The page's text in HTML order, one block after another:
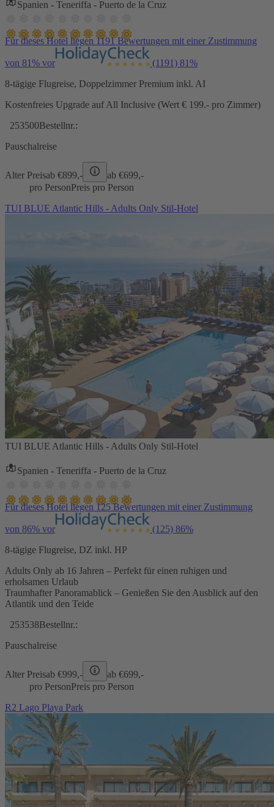
Spanien - Teneriffa - Puerto de la Cruz
Für dieses Hotel liegen 1191 Bewertungen mit einer Zustimmung
von 81% vor (1191) 81%
8-tägige Flugreise, Doppelzimmer Premium inkl. AI
Kostenfreies Upgrade auf All Inclusive (Wert € 199.- pro Zimmer)
253500Bestellnr.:
Pauschalreise
Alter Preisab €899,- ab €699,-
pro PersonPreis pro Person
TUI BLUE Atlantic Hills - Adults Only Stil-Hotel
TUI BLUE Atlantic Hills - Adults Only Stil-Hotel
Spanien - Teneriffa - Puerto de la Cruz
Für dieses Hotel liegen 125 Bewertungen mit einer Zustimmung
von 86% vor (125) 86%
8-tägige Flugreise, DZ inkl. HP
Adults Only ab 16 Jahren – Perfekt für einen ruhigen und
erholsamen Urlaub
Traumhafter Panoramablick – Genießen Sie den Ausblick auf den
Atlantik und den Teide
253538Bestellnr.:
Pauschalreise
Alter Preisab €999,- ab €699,-
pro PersonPreis pro Person
R2 Lago Playa Park